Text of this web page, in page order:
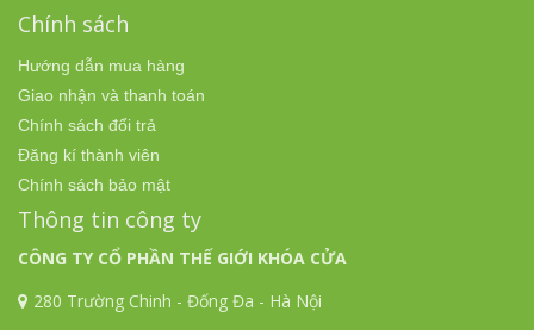
Chính sách
Hướng dẫn mua hàng
Giao nhận và thanh toán
Chính sách đổi trả
Đăng kí thành viên
Chính sách bảo mật
Thông tin công ty
CÔNG TY CỔ PHẦN THẾ GIỚI KHÓA CỬA
280 Trường Chinh - Đống Đa - Hà Nội